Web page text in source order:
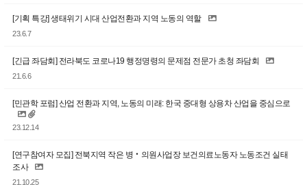
[기획 특강] 생태위기 시대 산업전환과 지역 노동의 역할
23.6.7
[긴급 좌담회] 전라북도 코로나19 행정명령의 문제점 전문가 초청 좌담회
21.6.6
[민관학 포럼] 산업 전환과 지역, 노동의 미래: 한국 중대형 상용차 산업을 중심으로
23.12.14
[연구참여자 모집] 전북지역 작은 병‧의원사업장 보건의료노동자 노동조건 실태
조사
21.10.25